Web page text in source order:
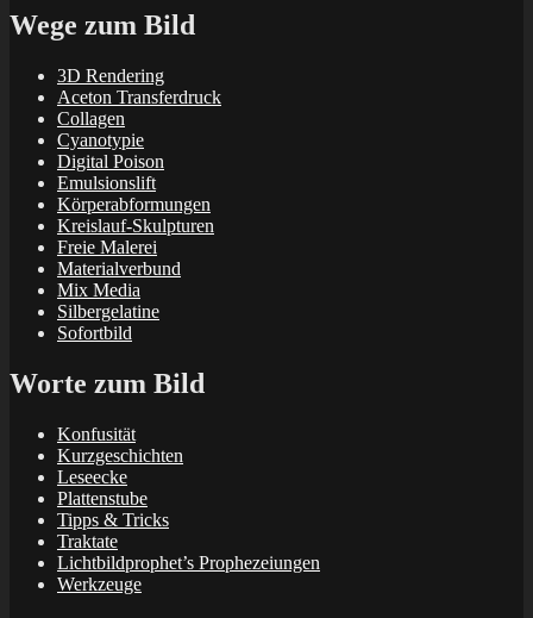
Wege zum Bild
3D Rendering
Aceton Transferdruck
Collagen
Cyanotypie
Digital Poison
Emulsionslift
Körperabformungen
Kreislauf-Skulpturen
Freie Malerei
Materialverbund
Mix Media
Silbergelatine
Sofortbild
Worte zum Bild
Konfusität
Kurzgeschichten
Leseecke
Plattenstube
Tipps & Tricks
Traktate
Lichtbildprophet’s Prophezeiungen
Werkzeuge